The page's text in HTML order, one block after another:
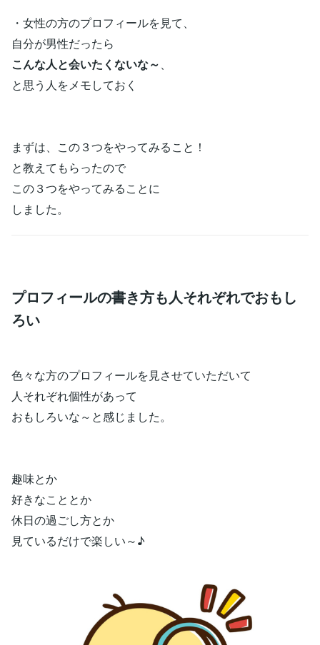
・女性の方のプロフィールを見て、
自分が男性だったら
こんな人と会いたくないな～
と思う人をメモしておく
まずは、この３つをやってみること！
と教えてもらったので
この３つをやってみることに
しました。
プロフィールの書き方も人それぞれでおもし
ろい
色々な方のプロフィールを見させていただいて
人それぞれ個性があって
おもしろいな～と感じました。
趣味とか
好きなこととか
休日の過ごし方とか
見ているだけで楽しい～♪